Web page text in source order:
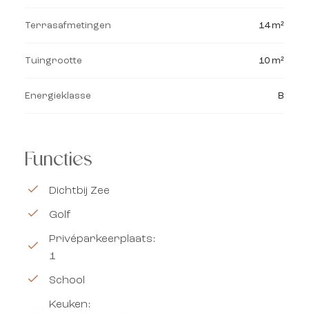
Terrasafmetingen 14 m²
Tuingrootte 10 m²
Energieklasse B
Functies
Dichtbij Zee
Golf
Privéparkeerplaats:
1
School
Keuken: